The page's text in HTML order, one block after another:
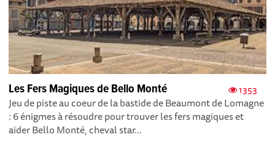
1353
Les Fers Magiques de Bello Monté
Jeu de piste au coeur de la bastide de Beaumont de Lomagne
: 6 énigmes à résoudre pour trouver les fers magiques et
aider Bello Monté, cheval star...